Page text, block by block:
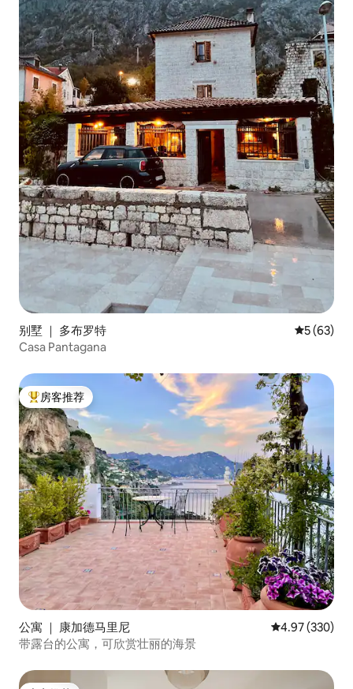
别墅 ｜ 多布罗特 平均评分
5 (63)
Casa Pantagana
热门「房客推荐」
房客推荐
公寓 ｜ 康加德马里尼 平均评分 4.97
4.97 (330)
带露台的公寓，可欣赏壮丽的海景